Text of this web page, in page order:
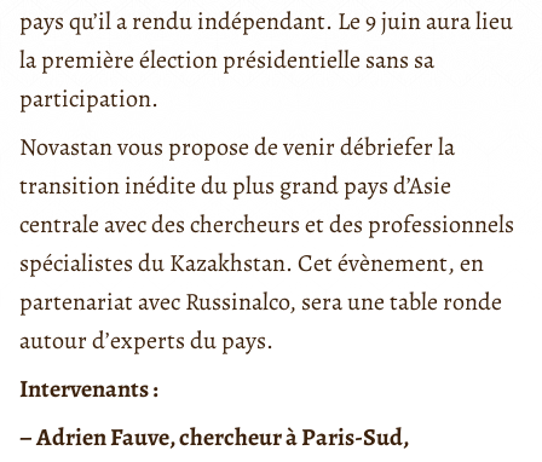
pays qu’il a rendu indépendant. Le 9 juin aura lieu
la première élection présidentielle sans sa
participation.
Novastan vous propose de venir débriefer la
transition inédite du plus grand pays d’Asie
centrale avec des chercheurs et des professionnels
spécialistes du Kazakhstan. Cet évènement, en
partenariat avec Russinalco, sera une table ronde
autour d’experts du pays.
Intervenants :
– Adrien Fauve, chercheur à Paris-Sud,